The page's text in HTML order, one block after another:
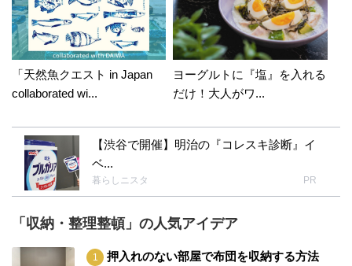
「天然魚クエスト in Japan
collaborated wi...
ヨーグルトに『塩』を入れる
だけ！大人がワ...
【渋谷で開催】明治の『コレスキ診断』イ
ベ...
暮らしニスタ PR
「収納・整理整頓」の人気アイデア
押入れのない部屋で布団を収納する方法